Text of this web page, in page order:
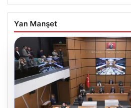
Yan Manşet